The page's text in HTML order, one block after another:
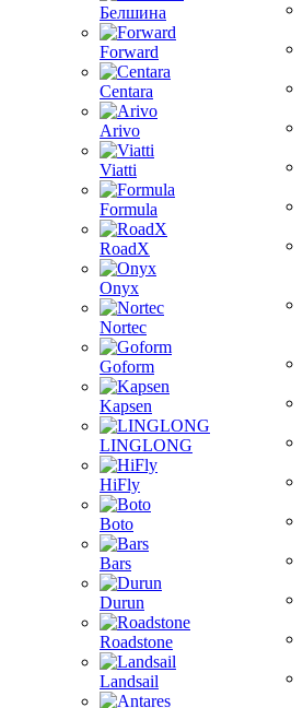
Белшина
Forward
Centara
Arivo
Viatti
Formula
RoadX
Onyx
Nortec
Goform
Kapsen
LINGLONG
HiFly
Boto
Bars
Durun
Roadstone
Landsail